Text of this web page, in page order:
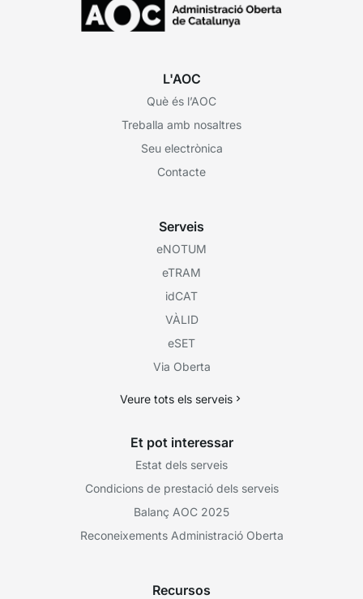
L'AOC
Què és l’AOC
Treballa amb nosaltres
Seu electrònica
Contacte
Serveis
eNOTUM
eTRAM
idCAT
VÀLID
eSET
Via Oberta
Veure tots els serveis
Et pot interessar
Estat dels serveis
Condicions de prestació dels serveis
Balanç AOC 2025
Reconeixements Administració Oberta
Recursos